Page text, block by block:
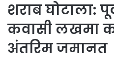
शराब घोटाला:
कवासी लखमा
अंतरिम जमानत